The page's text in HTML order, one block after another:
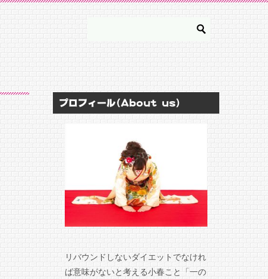
プロフィール(About us)
リバウンドしないダイエットでなけれ
ば意味がないと考える小春こと「一の